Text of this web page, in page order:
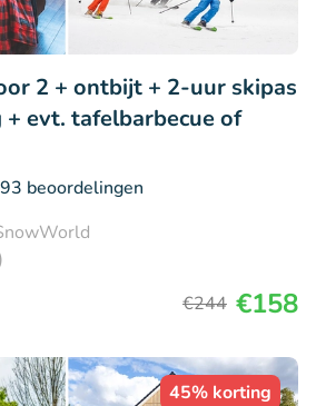
2 + ontbijt + 2-uur skipas
evt. tafelbarbecue of
beoordelingen
€244 €158
45% korting